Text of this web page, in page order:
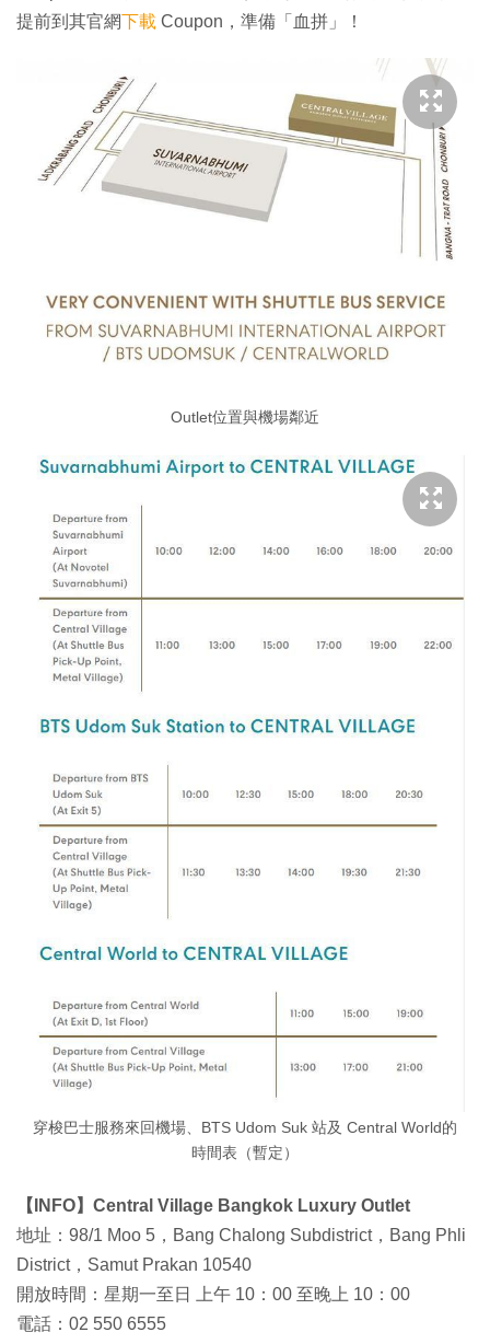
提前到其官網下載 Coupon，準備「血拼」！
Outlet位置與機場鄰近
穿梭巴士服務來回機場、BTS Udom Suk 站及 Central World的
時間表（暫定）
【INFO】Central Village Bangkok Luxury Outlet
地址：98/1 Moo 5，Bang Chalong Subdistrict，Bang Phli
District，Samut Prakan 10540
開放時間：星期一至日 上午 10：00 至晚上 10：00
電話：02 550 6555